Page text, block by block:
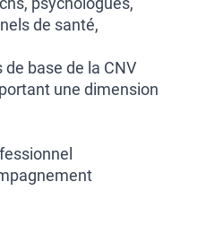
de santé,
base de la CNV
une dimension